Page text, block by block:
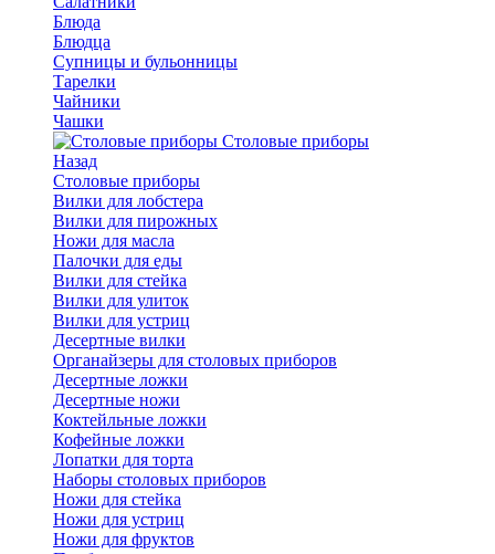
Блюда
Блюдца
Супницы и бульонницы
Тарелки
Чайники
Чашки
Cтоловые приборы
Назад
Cтоловые приборы
Вилки для лобстера
Вилки для пирожных
Ножи для масла
Палочки для еды
Вилки для стейка
Вилки для улиток
Вилки для устриц
Десертные вилки
Органайзеры для столовых приборов
Десертные ложки
Десертные ножи
Коктейльные ложки
Кофейные ложки
Лопатки для торта
Наборы столовых приборов
Ножи для стейка
Ножи для устриц
Ножи для фруктов